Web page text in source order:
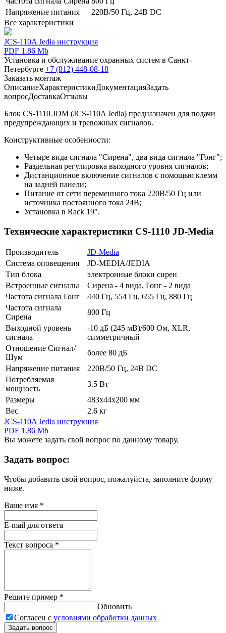
Напряжение питания
220В/50 Гц, 24В DC
Все характеристики
JCS-110A Jedia инструкция
PDF 1.86 Mb
Установка и обслуживание охранных систем в Санкт-
Петербурге +7 (812) 448-08-18
Заказать монтаж
ОписаниеХарактеристикиДокументацияЗадать
вопросДоставкаОтзывы
Блок CS-1110 JDM (JCS-110A Jedia) предназначен для подачи
предупреждающих и тревожных сигналов.
Конструктивные особенности:
Четыре вида сигнала "Сирена", два вида сигнала "Гонг";
Раздельная регулировка выходного уровня сигналов;
Дистанционное включение сигналов с помощью клемм
на задней панели;
Питание от сети переменного тока 220В/50 Гц или
источника постоянного тока 24В;
Установка в Rack 19".
Технические характеристики CS-1110 JD-Media
Производитель
JD-Media
Система оповещения
JD-MEDIA/JEDIA
Тип блока
электронные блоки сирен
Встроенные сигналы
Сирена - 4 вида, Гонг - 2 вида
Частота сигнала Гонг
440 Гц, 554 Гц, 655 Гц, 880 Гц
Частота сигнала
Сирена
800 Гц
Выходной уровень
сигнала
-10 дБ (245 мВ)/600 Ом, XLR,
симметричный
Отношение Сигнал/
Шум
более 80 дБ
Напряжение питания
220В/50 Гц, 24В DC
Потребляемая
мощность
3.5 Вт
Размеры
483х44х200 мм
Вес
2.6 кг
JCS-110A Jedia инструкция
PDF 1.86 Mb
Вы можете задать свой вопрос по данному товару.
Задать вопрос:
Чтобы добавить свой вопрос, пожалуйста, заполните форму
ниже.
Ваше имя *
E-mail для ответа
Текст вопроса *
Решите пример *
Обновить
Согласен с условиями обработки данных
Задать вопрос